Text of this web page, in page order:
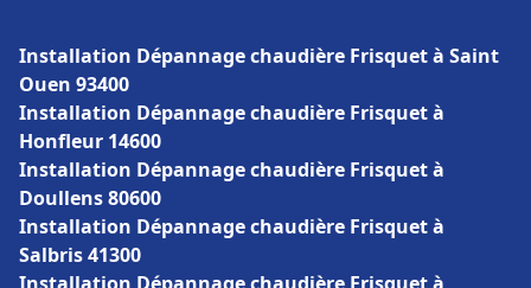
Installation Dépannage chaudière Frisquet à Saint
Ouen 93400
Installation Dépannage chaudière Frisquet à
Honfleur 14600
Installation Dépannage chaudière Frisquet à
Doullens 80600
Installation Dépannage chaudière Frisquet à
Salbris 41300